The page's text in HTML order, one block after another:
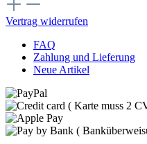
Vertrag widerrufen
FAQ
Zahlung und Lieferung
Neue Artikel